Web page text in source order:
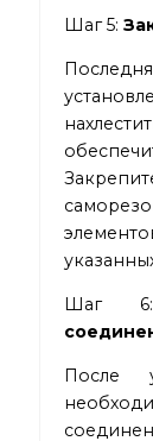
Шаг 5:
Шаг
После